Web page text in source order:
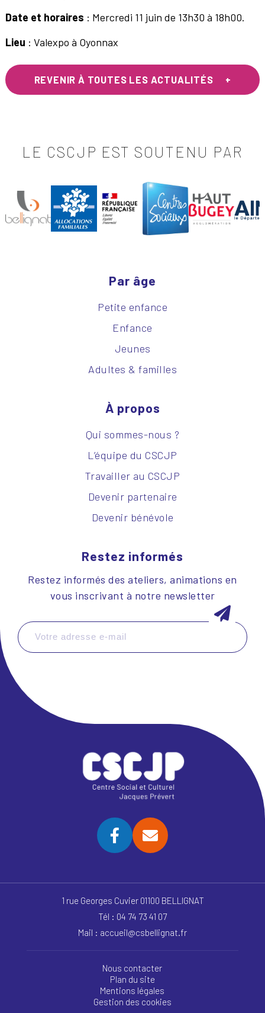
Date et horaires : Mercredi 11 juin de 13h30 à 18h00.
Lieu : Valexpo à Oyonnax
REVENIR À TOUTES LES ACTUALITÉS
LE CSCJP EST SOUTENU PAR
Par âge
Petite enfance
Enfance
Jeunes
Adultes & familles
À propos
Qui sommes-nous ?
L’équipe du CSCJP
Travailler au CSCJP
Devenir partenaire
Devenir bénévole
Restez informés
Restez informés des ateliers, animations en
vous inscrivant à notre newsletter
1 rue Georges Cuvier 01100 BELLIGNAT
Tél : 04 74 73 41 07
Mail : accueil@csbellignat.fr
Nous contacter
Plan du site
Mentions légales
Gestion des cookies